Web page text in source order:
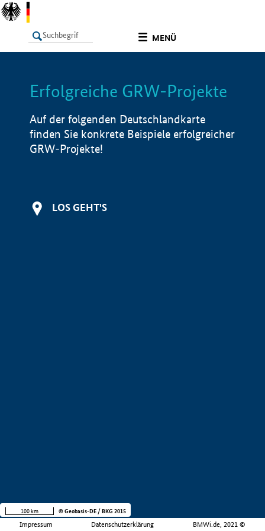
MENÜ
LISTE Info
Erfolgreiche GRW-Projekte
Auf der folgenden Deutschlandkarte
finden Sie konkrete Beispiele erfolgreicher
GRW-Projekte!
LOS GEHT'S
Impressum Datenschutzerklärung BMWi.de, 2021 ©
100 km © Geobasis-DE / BKG 2015